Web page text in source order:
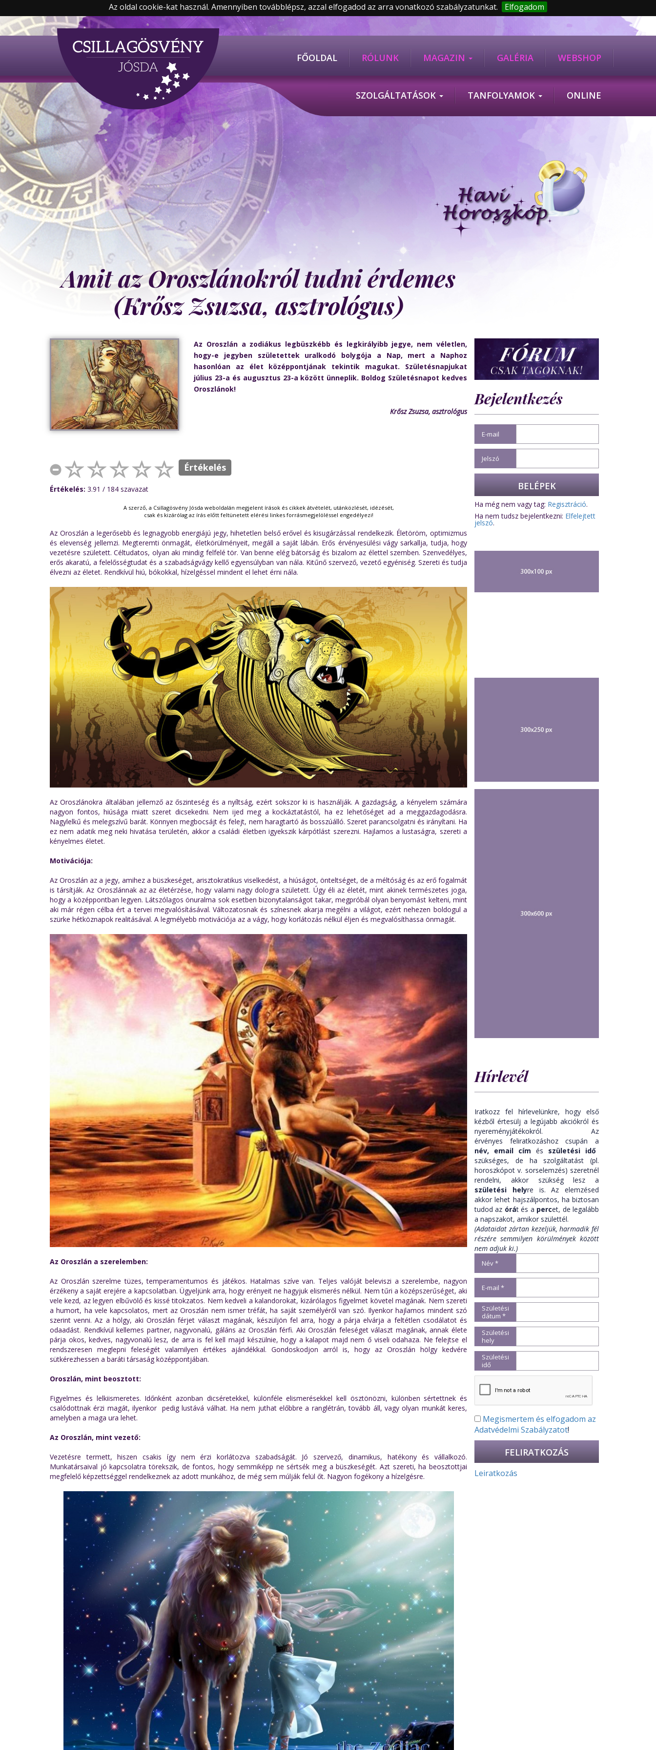
Az oldal cookie-kat használ. Amennyiben továbblépsz, azzal elfogadod az arra vonatkozó szabályzatunkat. Elfogadom
FŐOLDAL RÓLUNK MAGAZIN GALÉRIA WEBSHOP
SZOLGÁLTATÁSOK TANFOLYAMOK ONLINE
Amit az Oroszlánokról tudni érdemes
(Krősz Zsuzsa, asztrológus)
Az Oroszlán a zodiákus legbüszkébb és legkirályibb jegye, nem véletlen,
hogy-e jegyben születettek uralkodó bolygója a Nap, mert a Naphoz
hasonlóan az élet középpontjának tekintik magukat. Születésnapjukat
július 23-a és augusztus 23-a között ünneplik. Boldog Születésnapot kedves
Oroszlánok!
Krősz Zsuzsa, asztrológus
Értékelés
Értékelés: 3.91 / 184 szavazat
A szerző, a Csillagösvény Jósda weboldalán megjelent írások és cikkek átvételét, utánközlését, idézését,
csak és kizárólag az írás előtt feltünetett elérési linkes forrásmegjelöléssel engedélyezi!
Az Oroszlán a legerősebb és legnagyobb energiájú jegy, hihetetlen belső erővel és kisugárzással rendelkezik. Életöröm, optimizmus
és elevenség jellemzi. Megteremti önmagát, életkörülményeit, megáll a saját lábán. Erős érvényesülési vágy sarkallja, tudja, hogy
vezetésre született. Céltudatos, olyan aki mindig felfelé tör. Van benne elég bátorság és bizalom az élettel szemben. Szenvedélyes,
erős akaratú, a felelősségtudat és a szabadságvágy kellő egyensúlyban van nála. Kitűnő szervező, vezető egyéniség. Szereti és tudja
élvezni az életet. Rendkívül hiú, bókokkal, hízelgéssel mindent el lehet érni nála.
Az Oroszlánokra általában jellemző az őszinteség és a nyíltság, ezért sokszor ki is használják. A gazdagság, a kényelem számára
nagyon fontos, hiúsága miatt szeret dicsekedni. Nem ijed meg a kockáztatástól, ha ez lehetőséget ad a meggazdagodásra.
Nagylelkű és melegszívű barát. Könnyen megbocsájt és felejt, nem haragtartó ás bosszúálló. Szeret parancsolgatni és irányítani. Ha
ez nem adatik meg neki hivatása területén, akkor a családi életben igyekszik kárpótlást szerezni. Hajlamos a lustaságra, szereti a
kényelmes életet.
Motivációja:
Az Oroszlán az a jegy, amihez a büszkeséget, arisztokratikus viselkedést, a hiúságot, önteltséget, de a méltóság és az erő fogalmát
is társítják. Az Oroszlánnak az az életérzése, hogy valami nagy dologra született. Úgy éli az életét, mint akinek természetes joga,
hogy a középpontban legyen. Látszólagos önuralma sok esetben bizonytalanságot takar, megpróbál olyan benyomást kelteni, mint
aki már régen célba ért a tervei megvalósításával. Változatosnak és színesnek akarja megélni a világot, ezért nehezen boldogul a
szürke hétköznapok realitásával. A legmélyebb motivációja az a vágy, hogy korlátozás nélkül éljen és megvalósíthassa önmagát.
Az Oroszlán a szerelemben:
Az Oroszlán szerelme tüzes, temperamentumos és játékos. Hatalmas szíve van. Teljes valóját beleviszi a szerelembe, nagyon
érzékeny a saját erejére a kapcsolatban. Ügyeljünk arra, hogy erényeit ne hagyjuk elismerés nélkül. Nem tűri a középszerűséget, aki
vele kezd, az legyen elbűvölő és kissé titokzatos. Nem kedveli a kalandorokat, kizárólagos figyelmet követel magának. Nem szereti
a humort, ha vele kapcsolatos, mert az Oroszlán nem ismer tréfát, ha saját személyéről van szó. Ilyenkor hajlamos mindent szó
szerint venni. Az a hölgy, aki Oroszlán férjet választ magának, készüljön fel arra, hogy a párja elvárja a feltétlen csodálatot és
odaadást. Rendkívül kellemes partner, nagyvonalú, gáláns az Oroszlán férfi. Aki Oroszlán feleséget választ magának, annak élete
párja okos, kedves, nagyvonalú lesz, de arra is fel kell majd készülnie, hogy a kalapot majd nem ő viseli odahaza. Ne felejtse el
rendszeresen meglepni feleségét valamilyen értékes ajándékkal. Gondoskodjon arról is, hogy az Oroszlán hölgy kedvére
sütkérezhessen a baráti társaság középpontjában.
Oroszlán, mint beosztott:
Figyelmes és lelkiismeretes. Időnként azonban dicséretekkel, különféle elismerésekkel kell ösztönözni, különben sértettnek és
csalódottnak érzi magát, ilyenkor pedig lustává válhat. Ha nem juthat előbbre a ranglétrán, tovább áll, vagy olyan munkát keres,
amelyben a maga ura lehet.
Az Oroszlán, mint vezető:
Vezetésre termett, hiszen csakis így nem érzi korlátozva szabadságát. Jó szervező, dinamikus, hatékony és vállalkozó.
Munkatársaival jó kapcsolatra törekszik, de fontos, hogy semmiképp ne sértsék meg a büszkeségét. Azt szereti, ha beosztottjai
megfelelő képzettséggel rendelkeznek az adott munkához, de még sem múlják felül őt. Nagyon fogékony a hízelgésre.
Bejelentkezés
E-mail
Jelszó
Ha még nem vagy tag: Regisztráció.
Ha nem tudsz bejelentkezni: Elfelejtett
jelszó.
Hírlevél
Iratkozz fel hírlevelünkre, hogy első
kézből értesülj a legújabb akciókról és
nyereményjátékokról. Az
érvényes feliratkozáshoz csupán a
név,
email cím és születési idő
szükséges, de ha szolgáltatást (pl.
horoszkópot v. sorselemzés) szeretnél
rendelni, akkor szükség lesz a
születési helyre is. Az elemzésed
akkor lehet hajszálpontos, ha biztosan
tudod az órát és a percet, de legalább
a napszakot, amikor születtél.
(Adataidat zártan kezeljük, harmadik fél
részére semmilyen körülmények között
nem adjuk ki.)
Név *
E-mail *
Születési
dátum *
Születési
hely
Születési
idő
Megismertem és elfogadom az
Adatvédelmi Szabályzatot!
Leiratkozás